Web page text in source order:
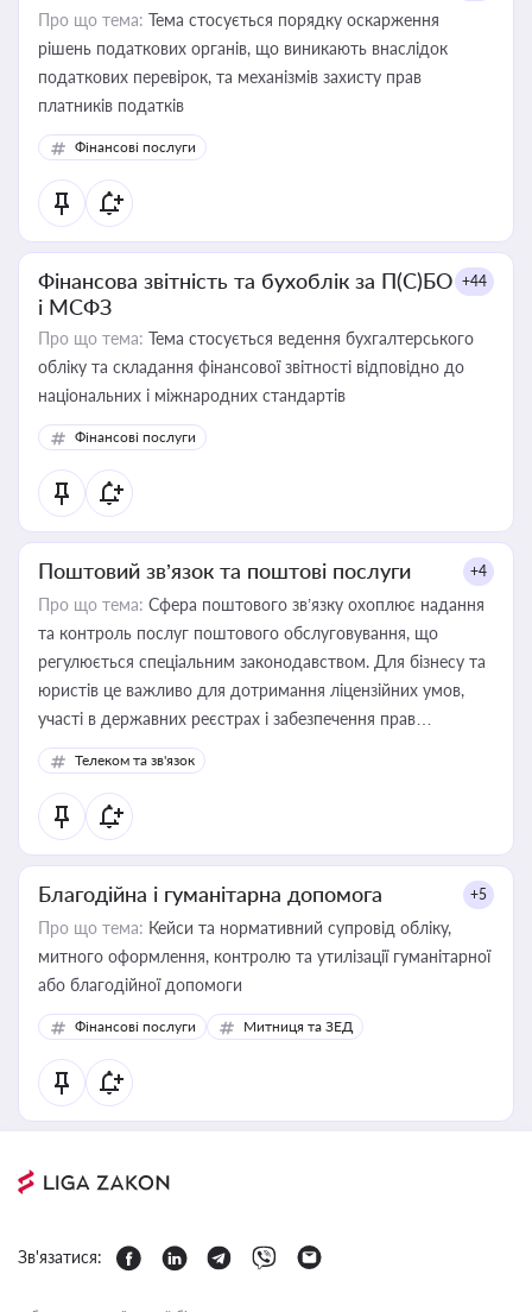
Про що тема: Тема стосується порядку оскарження
рішень податкових органів, що виникають внаслідок
податкових перевірок, та механізмів захисту прав
платників податків
Фінансові послуги
Фінансова звітність та бухоблік за П(С)БО
і МСФЗ
+44
Про що тема: Тема стосується ведення бухгалтерського
обліку та складання фінансової звітності відповідно до
національних і міжнародних стандартів
Фінансові послуги
Поштовий зв’язок та поштові послуги +4
Про що тема: Сфера поштового зв’язку охоплює надання
та контроль послуг поштового обслуговування, що
регулюється спеціальним законодавством. Для бізнесу та
юристів це важливо для дотримання ліцензійних умов,
участі в державних реєстрах і забезпечення прав
споживачів.
Телеком та зв'язок
Благодійна і гуманітарна допомога +5
Про що тема: Кейси та нормативний супровід обліку,
митного оформлення, контролю та утилізації гуманітарної
або благодійної допомоги
Фінансові послуги Митниця та ЗЕД
Зв'язатися: